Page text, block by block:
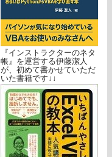
『インストラクターのネタ
帳』を運営する伊藤潔人
が、初めて書かせていただ
いた書籍です↓↓